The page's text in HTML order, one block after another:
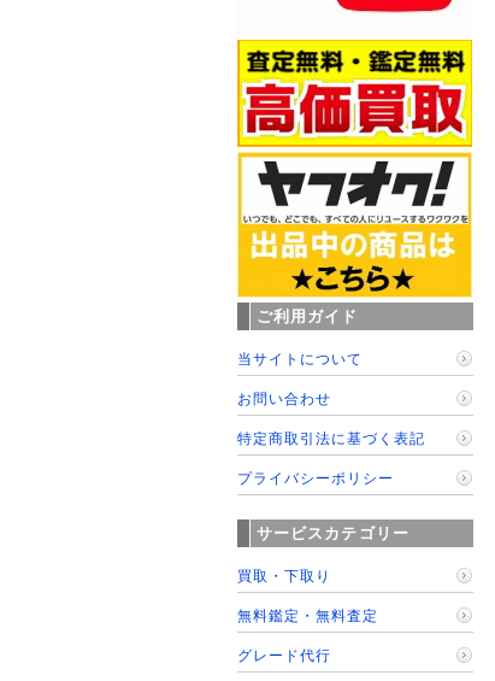
ご利用ガイド
当サイトについて
お問い合わせ
特定商取引法に基づく表記
プライバシーポリシー
サービスカテゴリー
買取・下取り
無料鑑定・無料査定
グレード代行